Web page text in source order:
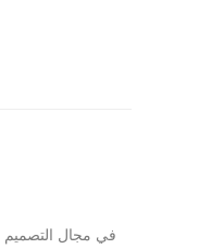
في مجال التصميم